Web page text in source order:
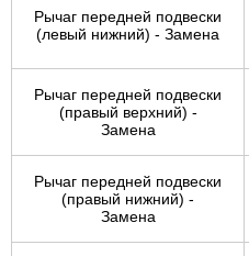
Рычаг передней подвески
(левый нижний) - Замена
Рычаг передней подвески
(правый верхний) -
Замена
Рычаг передней подвески
(правый нижний) -
Замена